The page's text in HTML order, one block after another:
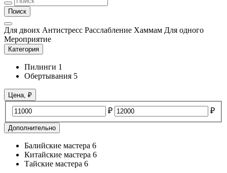
Поиск
Для двоих Антистресс Расслабление Хаммам Для одного
Мероприятие
Категория
Пилинги 1
Обертывания 5
Цена, ₽
₽ ₽
Дополнительно
Балийские мастера 6
Китайские мастера 6
Тайские мастера 6